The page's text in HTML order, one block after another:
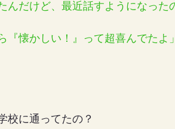
んだけど、最近話すようになった
『懐かしい！』って超喜んでたよ」
校に通ってたの？